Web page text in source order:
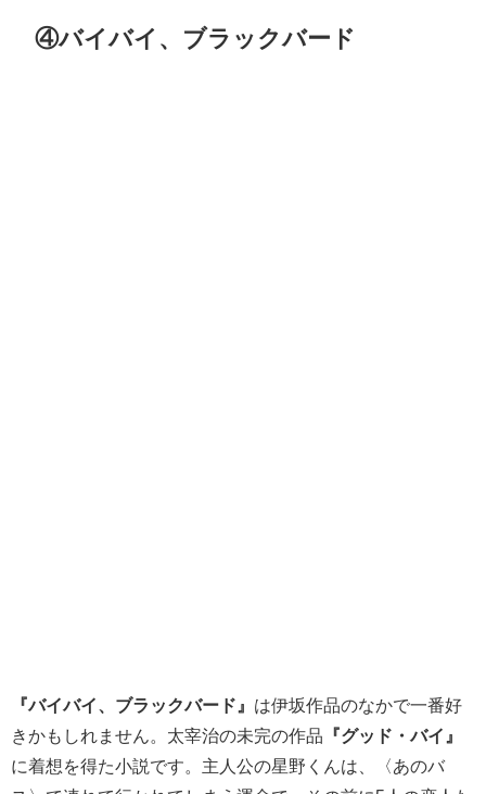
④バイバイ、ブラックバード
『バイバイ、ブラックバード』 は伊坂作品のなかで一番好
きかもしれません。太宰治の未完の作品 『グッド・バイ』
に着想を得た小説です。主人公の星野くんは、〈あのバ